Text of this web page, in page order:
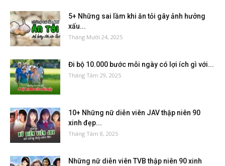
5+ Những sai lầm khi ăn tỏi gây ảnh hưởng
xấu...
Tháng Mười 24, 2025
Đi bộ 10.000 bước mỗi ngày có lợi ích gì với...
Tháng Tám 29, 2025
10+ Những nữ diễn viên JAV thập niên 90
xinh đẹp...
Tháng Tám 8, 2025
Những nữ diễn viên TVB thập niên 90 xinh